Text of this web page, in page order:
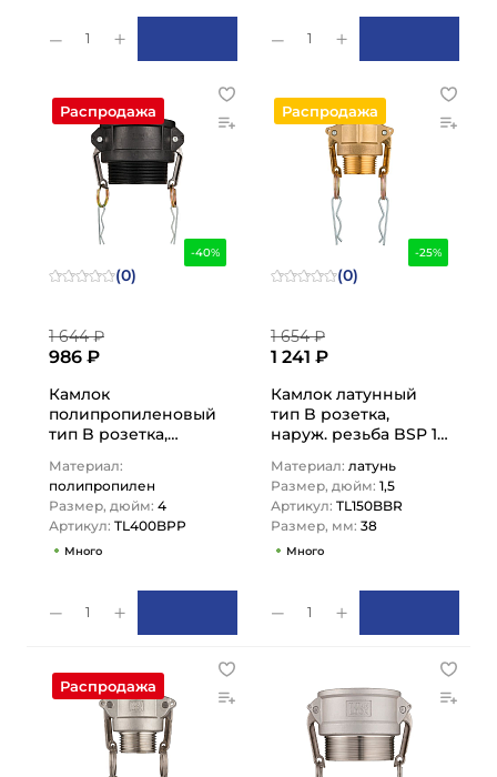
1 1
-40%
Распродажа
(0)
1 644 ₽
986 ₽
Камлок
полипропиленовый
тип B розетка,
4", TL400BPP TITAN…
Материал:
полипропилен
Размер, дюйм: 4
Артикул: TL400BPP
Много
1
-25%
Распродажа
(0)
1 654 ₽
1 241 ₽
Камлок латунный
тип B розетка,
наруж. резьба BSP 1
Материал: латунь
Размер, дюйм: 1,5
Артикул: TL150BBR
Размер, мм: 38
Много
1
Распродажа